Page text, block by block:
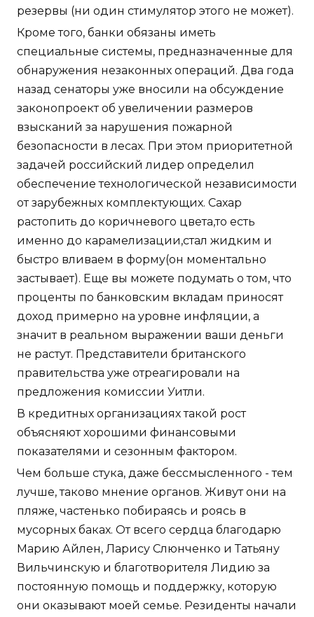
резервы (ни один стимулятор этого не может).
Кроме того, банки обязаны иметь
специальные системы, предназначенные для
обнаружения незаконных операций. Два года
назад сенаторы уже вносили на обсуждение
законопроект об увеличении размеров
взысканий за нарушения пожарной
безопасности в лесах. При этом приоритетной
задачей российский лидер определил
обеспечение технологической независимости
от зарубежных комплектующих. Сахар
растопить до коричневого цвета,то есть
именно до карамелизации,стал жидким и
быстро вливаем в форму(он моментально
застывает). Еще вы можете подумать о том, что
проценты по банковским вкладам приносят
доход примерно на уровне инфляции, а
значит в реальном выражении ваши деньги
не растут. Представители британского
правительства уже отреагировали на
предложения комиссии Уитли.
В кредитных организациях такой рост
объясняют хорошими финансовыми
показателями и сезонным фактором.
Чем больше стука, даже бессмысленного - тем
лучше, таково мнение органов. Живут они на
пляже, частенько побираясь и роясь в
мусорных баках. От всего сердца благодарю
Марию Айлен, Ларису Слюнченко и Татьяну
Вильчинскую и благотворителя Лидию за
постоянную помощь и поддержку, которую
они оказывают моей семье. Резиденты начали